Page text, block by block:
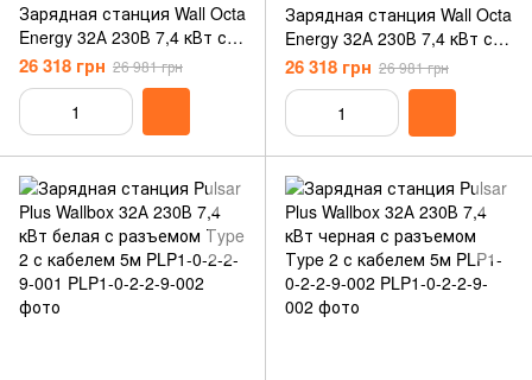
Зарядная станция Wall Octa
Energy 32А 230В 7,4 кВт с
разъемом Тype 1 с кабелем
5м W107-C1
26 318 грн 26 981 грн
Зарядная станция Wall Octa
Energy 32А 230В 7,4 кВт с
разъемом Тype GBT с
кабелем 5м W107-GBT
26 318 грн 26 981 грн